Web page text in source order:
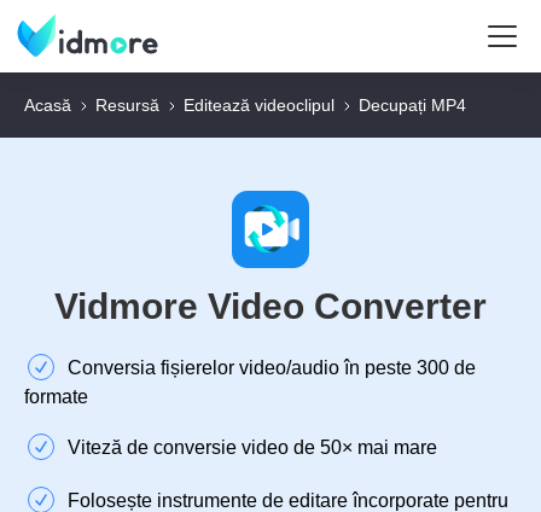
Acasă Resursă Editează videoclipul Decupați MP4
Vidmore Video Converter
Conversia fișierelor video/audio în peste 300 de
formate
Viteză de conversie video de 50× mai mare
Folosește instrumente de editare încorporate pentru